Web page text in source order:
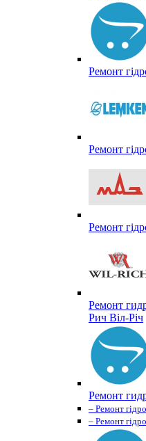
Ремонт
Ремонт
Ремонт
Ремонт
Рич Віл-Річ
Ремонт
– Ремонт
– Ремонт